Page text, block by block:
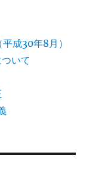
成30年8月）
いて